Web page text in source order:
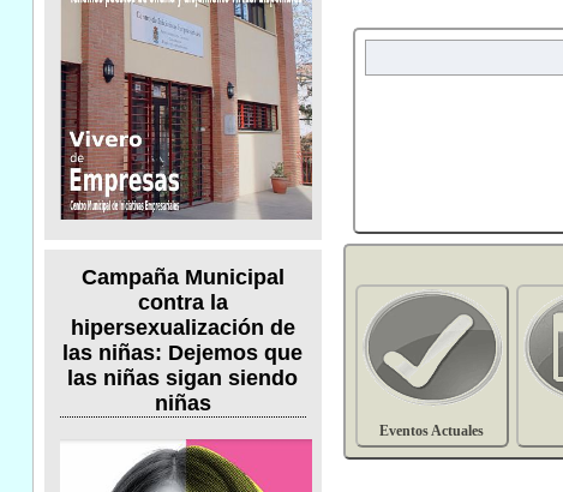
Campaña Municipal
contra la
hipersexualización de
las niñas: Dejemos que
las niñas sigan siendo
niñas
Eventos Actuales